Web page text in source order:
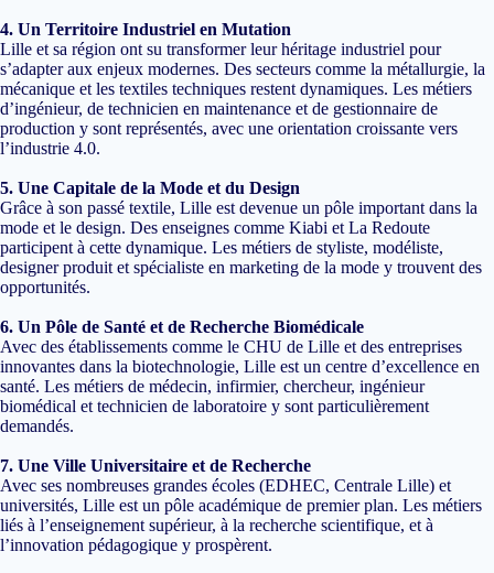
4. Un Territoire Industriel en Mutation
Lille et sa région ont su transformer leur héritage industriel pour
s’adapter aux enjeux modernes. Des secteurs comme la métallurgie, la
mécanique et les textiles techniques restent dynamiques. Les métiers
d’ingénieur, de technicien en maintenance et de gestionnaire de
production y sont représentés, avec une orientation croissante vers
l’industrie 4.0.
5. Une Capitale de la Mode et du Design
Grâce à son passé textile, Lille est devenue un pôle important dans la
mode et le design. Des enseignes comme Kiabi et La Redoute
participent à cette dynamique. Les métiers de styliste, modéliste,
designer produit et spécialiste en marketing de la mode y trouvent des
opportunités.
6. Un Pôle de Santé et de Recherche Biomédicale
Avec des établissements comme le CHU de Lille et des entreprises
innovantes dans la biotechnologie, Lille est un centre d’excellence en
santé. Les métiers de médecin, infirmier, chercheur, ingénieur
biomédical et technicien de laboratoire y sont particulièrement
demandés.
7. Une Ville Universitaire et de Recherche
Avec ses nombreuses grandes écoles (EDHEC, Centrale Lille) et
universités, Lille est un pôle académique de premier plan. Les métiers
liés à l’enseignement supérieur, à la recherche scientifique, et à
l’innovation pédagogique y prospèrent.